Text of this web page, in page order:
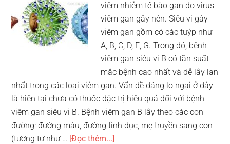
viêm nhiễm tế bào gan do virus
viêm gan gây nên. Siêu vi gây
viêm gan gồm có các tuýp như
A, B, C, D, E, G. Trong đó, bệnh
viêm gan siêu vi B có tần suất
mắc bệnh cao nhất và dễ lây lan
nhất trong các loại viêm gan. Vấn đề đáng lo ngại ở đây
là hiện tại chưa có thuốc đặc trị hiệu quả đối với bệnh
viêm gan siêu vi B. Bệnh viêm gan B lây theo các con
đường: đường máu, đường tình dục, mẹ truyền sang con
(tương tự như … [Đọc thêm...]